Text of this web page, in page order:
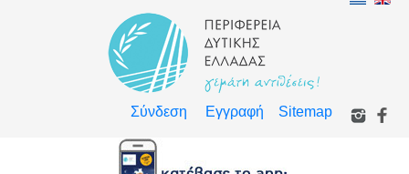
Σύνδεση Εγγραφή Sitemap